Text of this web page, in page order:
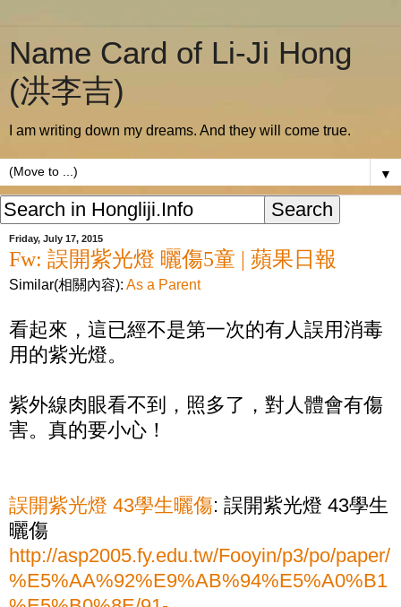
Name Card of Li-Ji Hong
(洪李吉)
I am writing down my dreams. And they will come true.
▼
Friday, July 17, 2015
Fw: 誤開紫光燈 曬傷5童 | 蘋果日報
Similar(相關內容): As a Parent
看起來，這已經不是第一次的有人誤用消毒
用的紫光燈。
紫外線肉眼看不到，照多了，對人體會有傷
害。真的要小心！
誤開紫光燈 43學生曬傷: 誤開紫光燈 43學生
曬傷
http://asp2005.fy.edu.tw/Fooyin/p3/po/paper/
%E5%AA%92%E9%AB%94%E5%A0%B1